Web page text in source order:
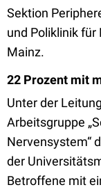
Sektion
und Poliklinik
Mainz.
22 Prozent mit
Unter der
Arbeitsgruppe
Nervensystem“
der
Betroffene mit